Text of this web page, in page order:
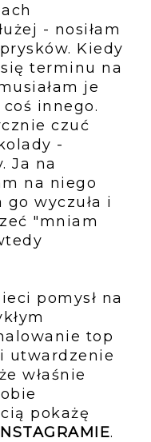
- nosiłam
Kiedy
terminu na
je
innego.
czuć
-
Ja na
na niego
wyczuła i
"mniam
pomysł na
top
utwardzenie
właśnie
pokażę
.